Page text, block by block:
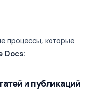
процессы, которые
Docs:
и публикаций